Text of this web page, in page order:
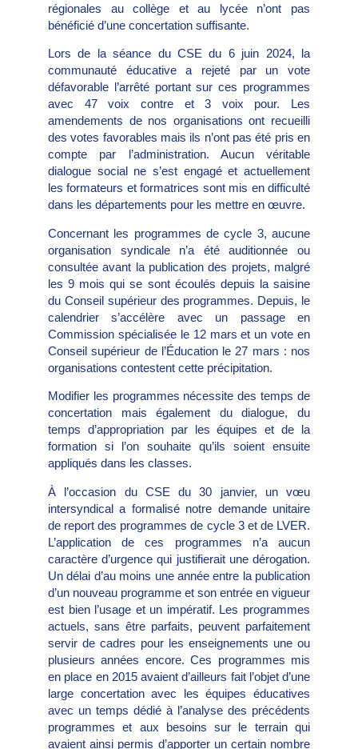
régionales au collège et au lycée n’ont pas
bénéficié d’une concertation suffisante.
Lors de la séance du CSE du 6 juin 2024, la
communauté éducative a rejeté par un vote
défavorable l’arrêté portant sur ces programmes
avec 47 voix contre et 3 voix pour. Les
amendements de nos organisations ont recueilli
des votes favorables mais ils n’ont pas été pris en
compte par l’administration. Aucun véritable
dialogue social ne s’est engagé et actuellement
les formateurs et formatrices sont mis en difficulté
dans les départements pour les mettre en œuvre.
Concernant les programmes de cycle 3, aucune
organisation syndicale n’a été auditionnée ou
consultée avant la publication des projets, malgré
les 9 mois qui se sont écoulés depuis la saisine
du Conseil supérieur des programmes. Depuis, le
calendrier s’accélère avec un passage en
Commission spécialisée le 12 mars et un vote en
Conseil supérieur de l’Éducation le 27 mars : nos
organisations contestent cette précipitation.
Modifier les programmes nécessite des temps de
concertation mais également du dialogue, du
temps d’appropriation par les équipes et de la
formation si l’on souhaite qu’ils soient ensuite
appliqués dans les classes.
À l’occasion du CSE du 30 janvier, un vœu
intersyndical a formalisé notre demande unitaire
de report des programmes de cycle 3 et de LVER.
L’application de ces programmes n’a aucun
caractère d’urgence qui justifierait une dérogation.
Un délai d’au moins une année entre la publication
d’un nouveau programme et son entrée en vigueur
est bien l’usage et un impératif. Les programmes
actuels, sans être parfaits, peuvent parfaitement
servir de cadres pour les enseignements une ou
plusieurs années encore. Ces programmes mis
en place en 2015 avaient d’ailleurs fait l’objet d’une
large concertation avec les équipes éducatives
avec un temps dédié à l’analyse des précédents
programmes et aux besoins sur le terrain qui
avaient ainsi permis d’apporter un certain nombre